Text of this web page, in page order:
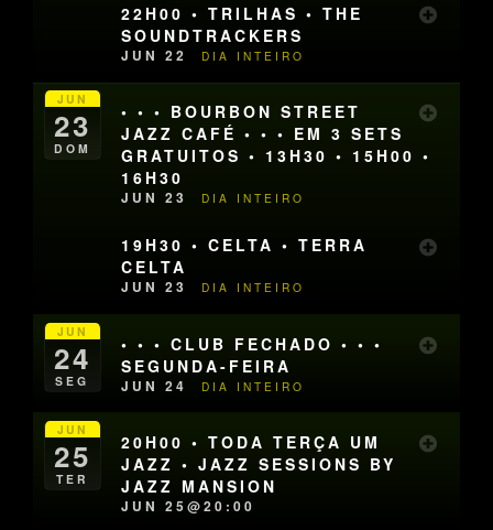
22H00 • TRILHAS • THE
SOUNDTRACKERS
JUN 22 DIA INTEIRO
JUN
23
DOM
• • • BOURBON STREET
JAZZ CAFÉ • • • EM 3 SETS
GRATUITOS • 13H30 • 15H00 •
16H30
JUN 23 DIA INTEIRO
19H30 • CELTA • TERRA
CELTA
JUN 23 DIA INTEIRO
JUN
24
SEG
• • • CLUB FECHADO • • •
SEGUNDA-FEIRA
JUN 24 DIA INTEIRO
JUN
25
TER
20H00 • TODA TERÇA UM
JAZZ • JAZZ SESSIONS BY
JAZZ MANSION
JUN 25@20:00